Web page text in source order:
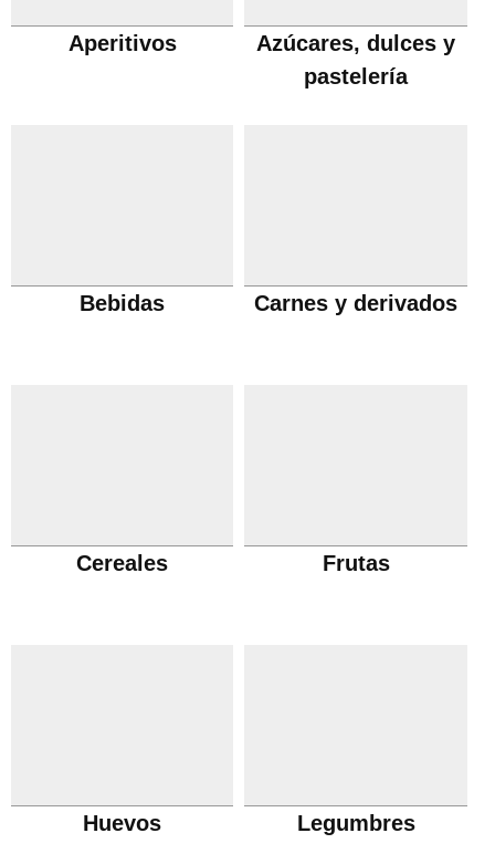
Aperitivos
Azúcares, dulces y
pastelería
Bebidas Carnes y derivados
Cereales Frutas
Huevos Legumbres